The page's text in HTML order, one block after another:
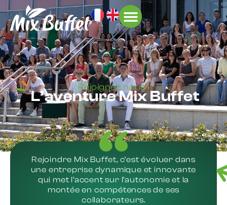
Rejoignez nous !
L’aventure Mix Buffet
Rejoindre Mix Buffet, c’est évoluer dans
une entreprise dynamique et innovante
qui met l’accent sur l’autonomie et la
montée en compétences de ses
collaborateurs.